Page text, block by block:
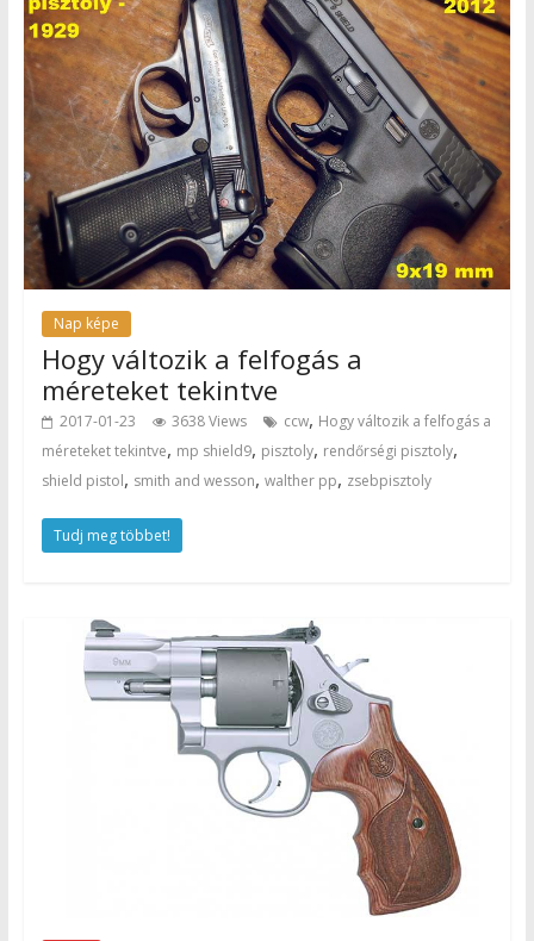
Nap képe
Hogy változik a felfogás a
méreteket tekintve
2017-01-23 3638 Views ccw, Hogy változik a felfogás a
méreteket tekintve, mp shield9, pisztoly, rendőrségi pisztoly,
shield pistol, smith and wesson, walther pp, zsebpisztoly
Tudj meg többet!